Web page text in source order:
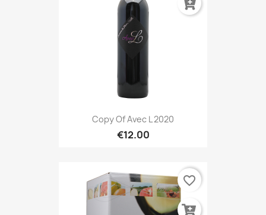
Copy Of Avec L 2020
€12.00
favorite_border